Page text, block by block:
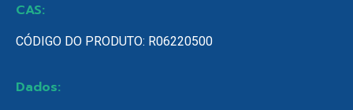
CAS:
CÓDIGO DO PRODUTO: R06220500
Dados: